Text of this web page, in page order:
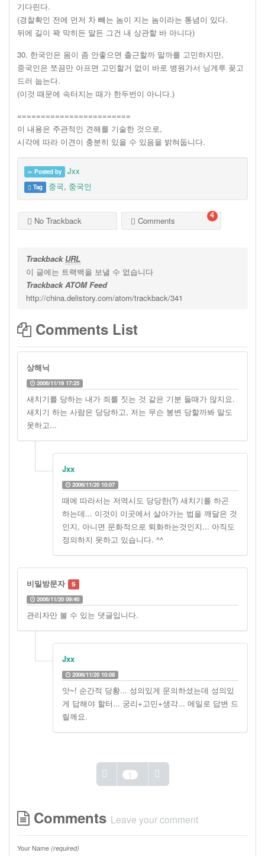
기다린다.
(경찰확인 전에 먼저 차 빼는 놈이 지는 놈이라는 통념이 있다.
뒤에 길이 꽉 막히든 말든 그건 내 상관할 바 아니다)
30. 한국인은 몸이 좀 안좋으면 출근할까 말까를 고민하지만,
중국인은 쪼끔만 아프면 고민할거 없이 바로 병원가서 닝게루 꽂고
드러 눕는다.
(이것 때문에 속터지는 때가 한두번이 아니다.)
========================
이 내용은 주관적인 견해를 기술한 것으로,
시각에 따라 이견이 충분히 있을 수 있음을 밝혀둡니다.
Posted by Jxx
Tag 중국, 중국인
No Trackback Comments 4
Trackback URL
이 글에는 트랙백을 보낼 수 없습니다
Trackback ATOM Feed
http://china.delistory.com/atom/trackback/341
Comments List
상해닉
2006/11/19 17:25
새치기를 당하는 내가 죄를 짓는 것 같은 기분 들때가 많지요.
새치기 하는 사람은 당당하고, 저는 무슨 봉변 당할까봐 말도
못하고...
Jxx
2006/11/20 10:07
때에 따라서는 저역시도 당당한(?) 새치기를 하곤
하는데... 이것이 이곳에서 살아가는 법을 깨달은 것
인지, 아니면 문화적으로 퇴화하는것인지... 아직도
정의하지 못하고 있습니다. ^^
비밀방문자
2006/11/20 09:40
관리자만 볼 수 있는 댓글입니다.
Jxx
2006/11/20 10:08
앗~! 순간적 당황... 성의있게 문의하셨는데 성의있
게 답해야 할터... 궁리+고민+생각... 메일로 답변 드
릴께요.
1
Comments Leave your comment
Your Name (required)